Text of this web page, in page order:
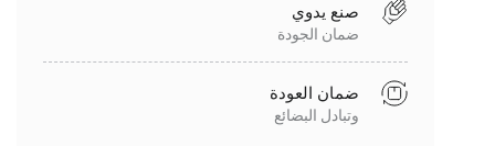
صنع يدوي
ضمان الجودة
ضمان العودة
وتبادل البضائع